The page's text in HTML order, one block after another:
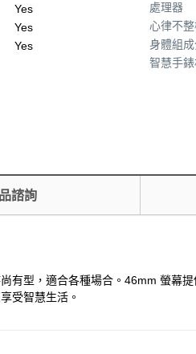
Yes
Yes
Yes
處理器
心律不
身體組
智慧手
諮詢
有型，適合各種場合。46mm 螢幕
受智慧生活。